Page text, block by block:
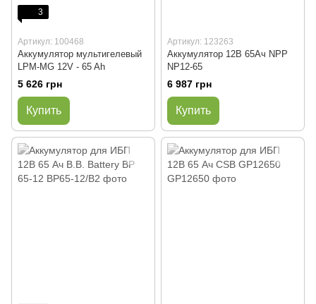
3
Артикул: 100468
Аккумулятор мультигелевый
LPM-MG 12V - 65 Ah
5 626 грн
Купить
Артикул: 123263
Аккумулятор 12В 65Ач NPP
NP12-65
6 987 грн
Купить